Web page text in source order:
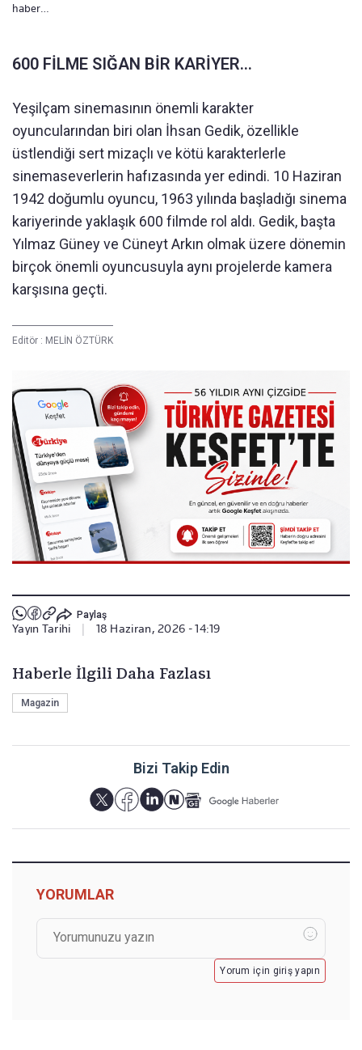
haber…
600 FİLME SIĞAN BİR KARİYER…
Yeşilçam sinemasının önemli karakter
oyuncularından biri olan İhsan Gedik, özellikle
üstlendiği sert mizaçlı ve kötü karakterlerle
sinemaseverlerin hafızasında yer edindi. 10 Haziran
1942 doğumlu oyuncu, 1963 yılında başladığı sinema
kariyerinde yaklaşık 600 filmde rol aldı. Gedik, başta
Yılmaz Güney ve Cüneyt Arkın olmak üzere dönemin
birçok önemli oyuncusuyla aynı projelerde kamera
karşısına geçti.
Editör : MELİN ÖZTÜRK
Paylaş
Yayın Tarihi 18 Haziran, 2026 - 14:19
Haberle İlgili Daha Fazlası
Magazin
Bizi Takip Edin
YORUMLAR
Yorum için giriş yapın